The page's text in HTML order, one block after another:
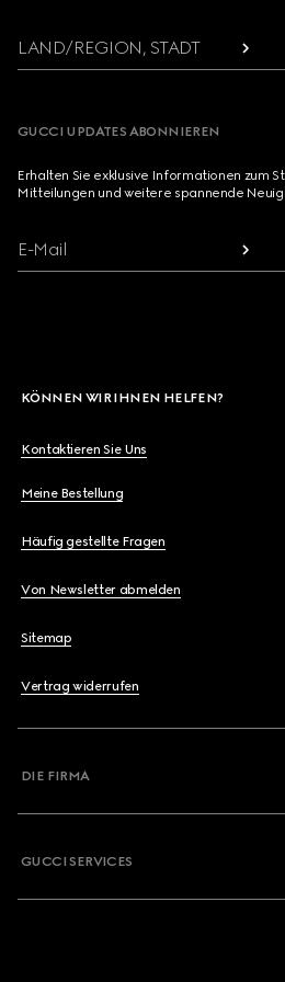
LAND/REGION, STADT
GUCCI UPDATES ABONNIEREN
Erhalten Sie exklusive Informationen zum
Mitteilungen und weitere spannende
E-Mail
KÖNNEN WIR IHNEN HELFEN?
Kontaktieren Sie Uns
Meine Bestellung
Häufig gestellte Fragen
Von Newsletter abmelden
Sitemap
Vertrag widerrufen
DIE FIRMA
GUCCI SERVICES